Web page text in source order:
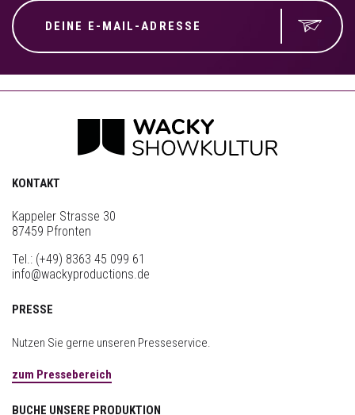
KONTAKT
Kappeler Strasse 30
87459 Pfronten
Tel.: (+49) 8363 45 099 61
info@wackyproductions.de
PRESSE
Nutzen Sie gerne unseren Presseservice.
zum Pressebereich
BUCHE UNSERE PRODUKTION